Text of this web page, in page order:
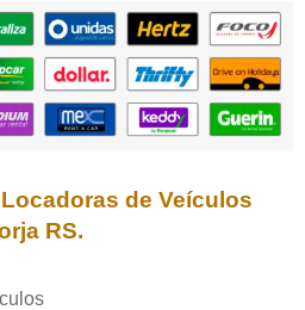
de Veículos
RS.